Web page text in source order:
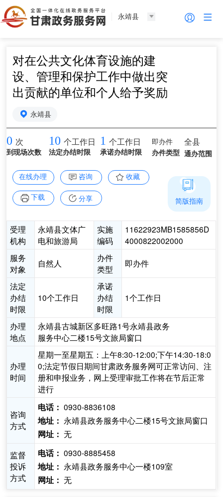
永靖县
对在公共文化体育设施的建
设、管理和保护工作中做出突
出贡献的单位和个人给予奖励
永靖县
0 次
到现场次数
10 个工作日
法定办结时限
1 个工作日
承诺办结时限
即办件
办件类型
全县
通办范围
在线办理 咨询 收藏
下载 分享
受理
机构
永靖县文体广
电和旅游局
实施
编码
11622923MB1585856D
4000822002000
服务
对象
自然人
办件
类型
即办件
法定
办结
时限
10个工作日
承诺
办结
时限
1个工作日
办理
地点
永靖县古城新区多旺路1号永靖县政务
服务中心二楼15号文旅局窗口
办理
时间
星期一至星期五：上午8:30-12:00;下午14:30-18:0
0;法定节假日期间甘肃政务服务网可正常访问、注
册和申报业务，网上受理审批工作将在节后正常
进行
咨询
方式
电话： 0930-8836108
地址： 永靖县政务服务中心二楼15号文旅局窗口
网址： 无
监督
投诉
方式
电话： 0930-8885458
地址： 永靖县政务服务中心一楼109室
网址： 无
简版指南